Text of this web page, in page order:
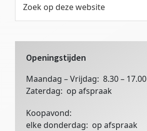
Sidebar
op
deze
Openingstijden
Maandag – Vrijdag: 8.30 – 17.00
Zaterdag: op afspraak
Koopavond:
elke donderdag: op afspraak